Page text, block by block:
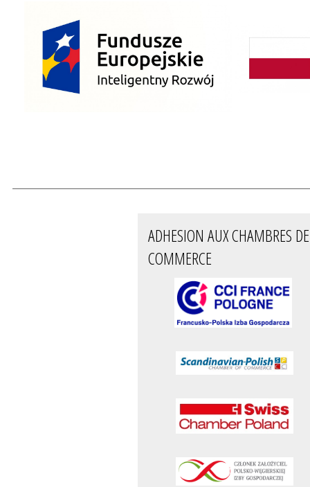
ADHESION AUX CHAMBRES DE
COMMERCE